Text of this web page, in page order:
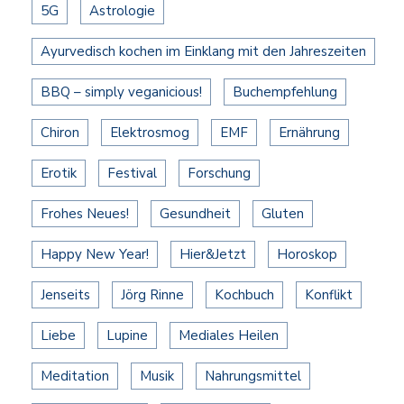
5G Astrologie
Ayurvedisch kochen im Einklang mit den Jahreszeiten
BBQ – simply veganicious! Buchempfehlung
Chiron Elektrosmog EMF Ernährung
Erotik Festival Forschung
Frohes Neues! Gesundheit Gluten
Happy New Year! Hier&Jetzt Horoskop
Jenseits Jörg Rinne Kochbuch Konflikt
Liebe Lupine Mediales Heilen
Meditation Musik Nahrungsmittel